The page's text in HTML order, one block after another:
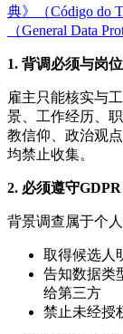
典》（Código do
（General Data
1. 背调必须与岗
雇主只能核实与
景、工作经历、
教信仰、政治观
均禁止收集。
2. 必须遵守
背景调查属于个
取得候选人
告知数据类
给第三方
禁止未经授